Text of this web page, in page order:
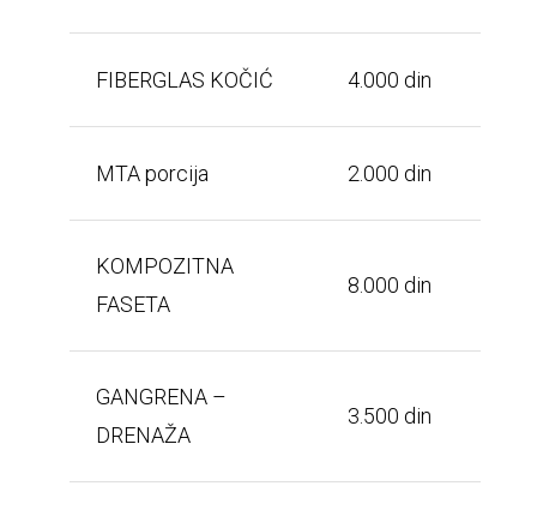
FIBERGLAS KOČIĆ 4.000 din
MTA porcija 2.000 din
KOMPOZITNA
FASETA
8.000 din
GANGRENA –
DRENAŽA
3.500 din